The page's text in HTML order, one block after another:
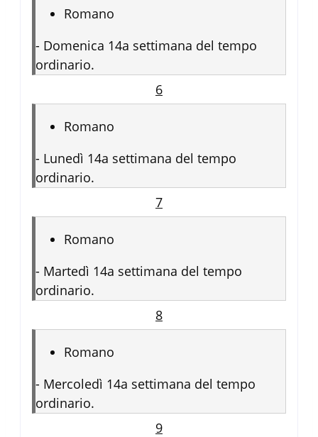
Romano
- Domenica 14a settimana del tempo
ordinario.
6
Romano
- Lunedì 14a settimana del tempo
ordinario.
7
Romano
- Martedì 14a settimana del tempo
ordinario.
8
Romano
- Mercoledì 14a settimana del tempo
ordinario.
9